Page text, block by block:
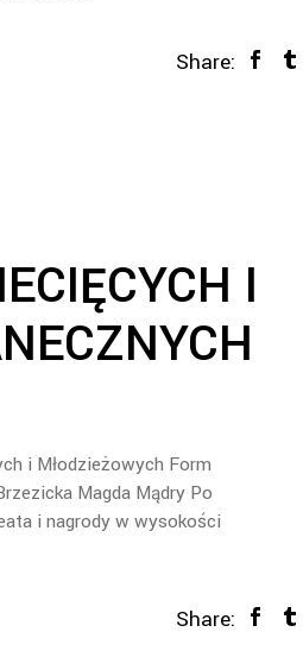
Share:
I
i Młodzieżowych Form
Magda Mądry Po
i nagrody w wysokości
Share: